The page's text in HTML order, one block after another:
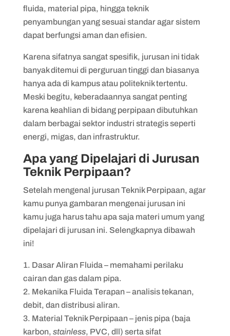
fluida, material pipa, hingga teknik
penyambungan yang sesuai standar agar sistem
dapat berfungsi aman dan efisien.
Karena sifatnya sangat spesifik, jurusan ini tidak
banyak ditemui di perguruan tinggi dan biasanya
hanya ada di kampus atau politeknik tertentu.
Meski begitu, keberadaannya sangat penting
karena keahlian di bidang perpipaan dibutuhkan
dalam berbagai sektor industri strategis seperti
energi, migas, dan infrastruktur.
Apa yang Dipelajari di Jurusan
Teknik Perpipaan?
Setelah mengenal jurusan Teknik Perpipaan, agar
kamu punya gambaran mengenai jurusan ini
kamu juga harus tahu apa saja materi umum yang
dipelajari di jurusan ini. Selengkapnya dibawah
ini!
Dasar Aliran Fluida – memahami perilaku
cairan dan gas dalam pipa.
Mekanika Fluida Terapan – analisis tekanan,
debit, dan distribusi aliran.
Material Teknik Perpipaan – jenis pipa (baja
karbon, stainless, PVC, dll) serta sifat